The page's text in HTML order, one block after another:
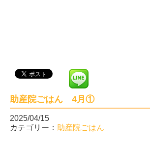
助産院ごはん 4月①
2025/04/15
カテゴリー： 助産院ごはん